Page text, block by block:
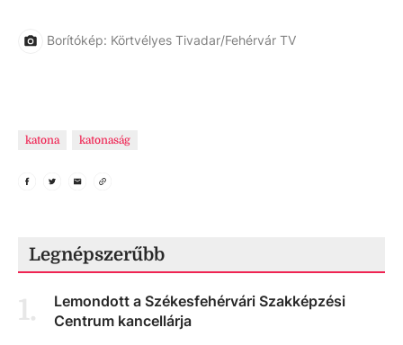
Borítókép: Körtvélyes Tivadar/Fehérvár TV
katona katonaság
Legnépszerűbb
1.
Lemondott a Székesfehérvári Szakképzési
Centrum kancellárja